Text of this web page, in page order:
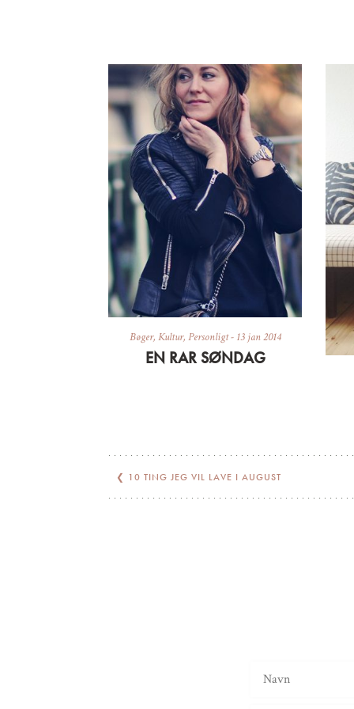
Bøger, Kultur, Personligt- 13 jan 2014
EN RAR SØNDAG
❮ 10 TING JEG VIL LAVE I AUGUST